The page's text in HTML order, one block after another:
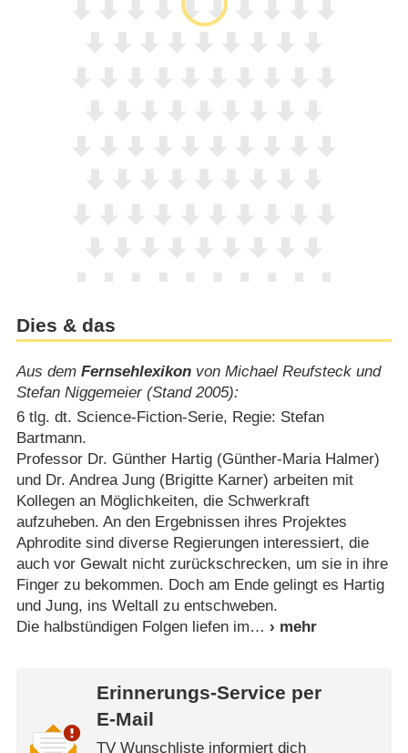
Dies & das
Aus dem Fernsehlexikonvon Michael Reufsteck und
Stefan Niggemeier (Stand 2005):
6 tlg. dt. Science-Fiction-Serie, Regie: Stefan
Bartmann.
Professor Dr. Günther Hartig (Günther-Maria Halmer)
und Dr. Andrea Jung (Brigitte Karner) arbeiten mit
Kollegen an Möglichkeiten, die Schwerkraft
aufzuheben. An den Ergebnissen ihres Projektes
Aphrodite sind diverse Regierungen interessiert, die
auch vor Gewalt nicht zurückschrecken, um sie in ihre
Finger zu bekommen. Doch am Ende gelingt es Hartig
und Jung, ins Weltall zu entschweben.
Die halbstündigen Folgen liefen im
Erinnerungs-Service per
E-Mail
TV Wunschliste informiert dich